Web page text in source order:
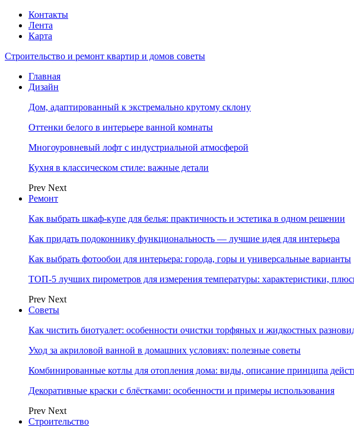
Контакты
Лента
Карта
Строительство и ремонт квартир и домов советы
Главная
Дизайн
Дом, адаптированный к экстремально крутому склону
Оттенки белого в интерьере ванной комнаты
Многоуровневый лофт с индустриальной атмосферой
Кухня в классическом стиле: важные детали
Prev Next
Ремонт
Как выбрать шкаф-купе для белья: практичность и эстетика в одном решении
Как придать подоконнику функциональность — лучшие идея для интерьера
Как выбрать фотообои для интерьера: города, горы и универсальные варианты
ТОП-5 лучших пирометров для измерения температуры: характеристики,
Prev Next
Советы
Как чистить биотуалет: особенности очистки торфяных и жидкостных
Уход за акриловой ванной в домашних условиях: полезные советы
Комбинированные котлы для отопления дома: виды, описание принципа
Декоративные краски с блёстками: особенности и примеры использования
Prev Next
Строительство